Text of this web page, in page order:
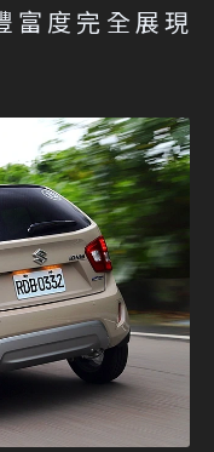
富度完全展現